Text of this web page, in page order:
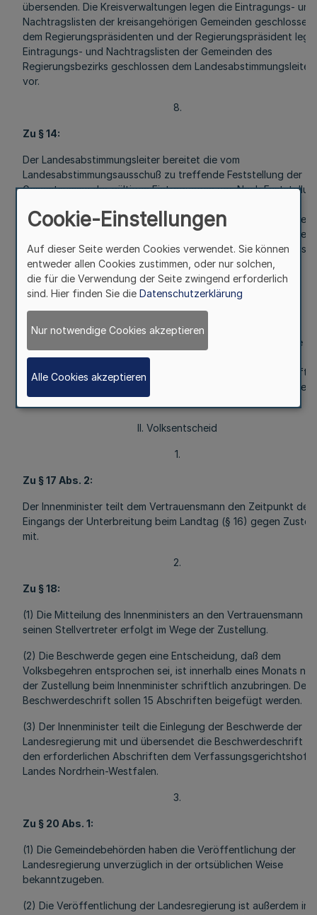
übersenden. Die Kreisverwaltungen legen die Eintragungs- und
Nachtragslisten der kreisangehörigen Gemeinden geschlossen
dem Regierungspräsidenten und der Regierungspräsident legt
Eintragungs- und Nachtragslisten der Gemeinden des
Regierungsbezirks geschlossen dem Landesabstimmungsleiter
vor.
8.
Zu § 14:
Der Landesabstimmungsleiter bereitet die vom
Landesabstimmungsausschuß zu treffende Feststellung der
Gesamtsumme der gültigen Eintragungen vor. Nach
Landesabstimmungsausschuß legt der
das Gesamtergebnis mit seiner Stellungnahme hinsichtlich der
Rechtswirksamkeit des Volksbegehrens durch den
der Landesregierung vor.
9.
Zu § 15 Abs. 2:
Bei Anrufung des Verfassungsgerichtshofes gegen eine die
Rechtswirksamkeit des Volksbegehrens verneinende
Entscheidung der Landesregierung ist die Beschwerdeschrift
Verfassungsgerichtshof zu übersenden. 15 Abschriften sollen
II. Volksentscheid
1.
Zu § 17 Abs. 2:
Der Innenminister teilt dem Vertrauensmann den Zeitpunkt des
Eingangs der Unterbreitung beim Landtag (§ 16) gegen
mit.
2.
Zu § 18:
(1) Die Mitteilung des Innenministers an den Vertrauensmann
seinen Stellvertreter erfolgt im Wege der Zustellung.
(2) Die Beschwerde gegen eine Entscheidung, daß dem
Volksbegehren entsprochen sei, ist innerhalb eines Monats
der Zustellung beim Innenminister schriftlich anzubringen. Der
Beschwerdeschrift sollen 15 Abschriften beigefügt werden.
(3) Der Innenminister teilt die Einlegung der Beschwerde der
Landesregierung mit und übersendet die Beschwerdeschrift
den erforderlichen Abschriften dem Verfassungsgerichtshof
Landes Nordrhein-Westfalen.
3.
Zu § 20 Abs. 1:
(1) Die Gemeindebehörden haben die Veröffentlichung der
Landesregierung unverzüglich in der ortsüblichen Weise
bekanntzugeben.
(2) Die Veröffentlichung der Landesregierung ist außerdem in
Cookie-Einstellungen
Auf dieser Seite werden Cookies verwendet. Sie können
entweder allen Cookies zustimmen, oder nur solchen,
die für die Verwendung der Seite zwingend erforderlich
sind. Hier finden Sie die Datenschutzerklärung
Nur notwendige Cookies akzeptieren
Alle Cookies akzeptieren